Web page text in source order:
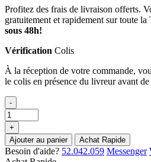
Profitez des frais de livraison offerts.
gratuitement et rapidement sur toute la
sous 48h!
Vérification Colis
À la réception de votre commande,
le colis en présence du livreur avant
-
+
Ajouter au panier
Achat Rapide
Besoin d'aide? 52.042.059 Messenger